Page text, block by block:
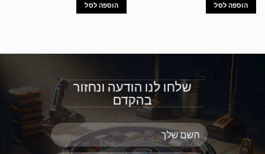
הוספה לסל הוספה לסל
שלחו לנו הודעה ונחזור
בהקדם